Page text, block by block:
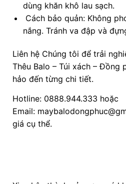
dùng khăn khô lau sạch.
Cách bảo quản: Không
nắng. Tránh va đập và
Liên hệ Chúng tôi để trải
Thêu Balo – Túi xách – Đồng
hảo đến từng chi tiết.
Hotline: 0888.944.333 hoặc
Email:
giá cụ thể.